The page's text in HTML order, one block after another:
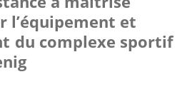
l’équipement et
du complexe sportif